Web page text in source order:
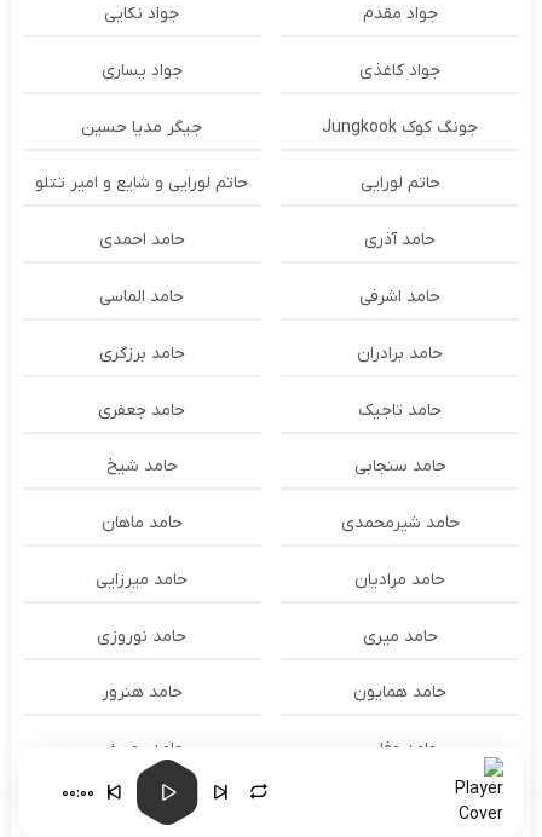
جواد مقدم جواد نکایی
جواد کاغذی جواد یساری
جونگ کوک Jungkook جیگر مدیا حسین
حاتم لورایی حاتم لورایی و شایع و امیر تتلو
حامد آذری حامد احمدی
حامد اشرفی حامد الماسی
حامد برادران حامد برزگری
حامد تاجیک حامد جعفری
حامد سنجابی حامد شیخ
حامد شیرمحمدی حامد ماهان
حامد مرادیان حامد میرزایی
حامد میری حامد نوروزی
حامد همایون حامد هنرور
حامد وفایی حامد یوسفی
حامیم
00:00